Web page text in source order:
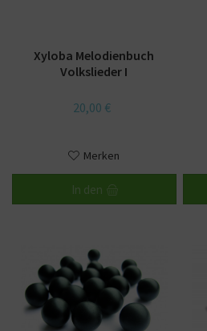
Xyloba Melodienbuch
Volkslieder I
20,00 €
Merken
In den